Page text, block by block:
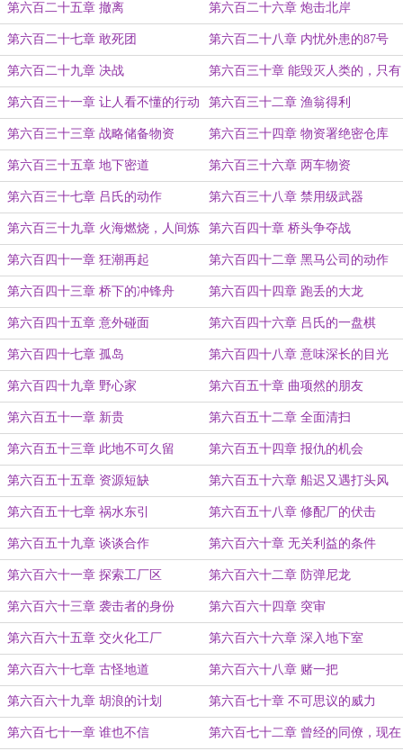
第六百二十五章 撤离 第六百二十六章 炮击北岸
第六百二十七章 敢死团 第六百二十八章 内忧外患的87号
第六百二十九章 决战 第六百三十章 能毁灭人类的，只有
人类本身
第六百三十一章 让人看不懂的行动 第六百三十二章 渔翁得利
第六百三十三章 战略储备物资 第六百三十四章 物资署绝密仓库
第六百三十五章 地下密道 第六百三十六章 两车物资
第六百三十七章 吕氏的动作 第六百三十八章 禁用级武器
第六百三十九章 火海燃烧，人间炼
狱
第六百四十章 桥头争夺战
第六百四十一章 狂潮再起 第六百四十二章 黑马公司的动作
第六百四十三章 桥下的冲锋舟 第六百四十四章 跑丢的大龙
第六百四十五章 意外碰面 第六百四十六章 吕氏的一盘棋
第六百四十七章 孤岛 第六百四十八章 意味深长的目光
第六百四十九章 野心家 第六百五十章 曲项然的朋友
第六百五十一章 新贵 第六百五十二章 全面清扫
第六百五十三章 此地不可久留 第六百五十四章 报仇的机会
第六百五十五章 资源短缺 第六百五十六章 船迟又遇打头风
第六百五十七章 祸水东引 第六百五十八章 修配厂的伏击
第六百五十九章 谈谈合作 第六百六十章 无关利益的条件
第六百六十一章 探索工厂区 第六百六十二章 防弹尼龙
第六百六十三章 袭击者的身份 第六百六十四章 突审
第六百六十五章 交火化工厂 第六百六十六章 深入地下室
第六百六十七章 古怪地道 第六百六十八章 赌一把
第六百六十九章 胡浪的计划 第六百七十章 不可思议的威力
第六百七十一章 谁也不信 第六百七十二章 曾经的同僚，现在